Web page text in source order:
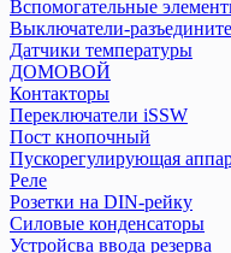
ДОМОВОЙ
Контакторы
Переключатели iSSW
Пост кнопочный
Пускорегулирующая
Реле
Розетки на DIN-рейку
Силовые конденсаторы
Устройсва ввода резерва
Вспомогательные
Выключатели-
Датчики температуры
ДОМОВОЙ
Контакторы
Переключатели iSSW
Пост кнопочный
Пускорегулирующая
Реле
Розетки на DIN-рейку
Силовые конденсаторы
Устройсва ввода резерва